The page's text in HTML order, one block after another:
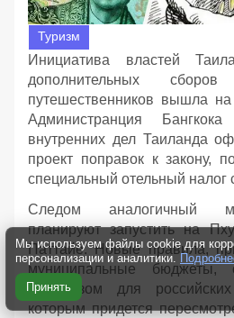
Туризм
Инициатива властей
дополнительных
путешественников вышла
Администранция
внутренних дел Таиланда
проект поправок к закону,
специальный отельный налог
Следом аналогичный
планируют запустить на
Паттайе. Новые правила,
муниципальные бюджеты,
сюрпризом для российских
которым придется
Мы используем файлы cookie для
персонализации и аналитики.
Принять